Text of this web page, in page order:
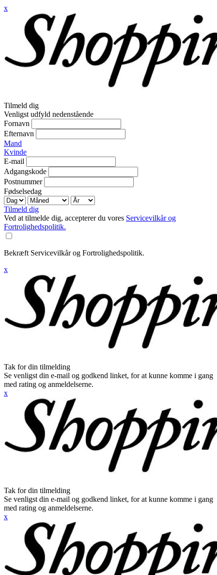
x
Tilmeld dig
Venligst udfyld nedenstående
Fornavn
Efternavn
Mand
Kvinde
E-mail
Adgangskode
Postnummer
Fødselsedag
Tilmeld dig
Ved at tilmelde dig, accepterer du vores Servicevilkår og
Fortrolighedspolitik.
Bekræft Servicevilkår og Fortrolighedspolitik.
x
Tak for din tilmelding
Se venligst din e-mail og godkend linket, for at kunne komme i gang
med rating og anmeldelserne.
x
Tak for din tilmelding
Se venligst din e-mail og godkend linket, for at kunne komme i gang
med rating og anmeldelserne.
x